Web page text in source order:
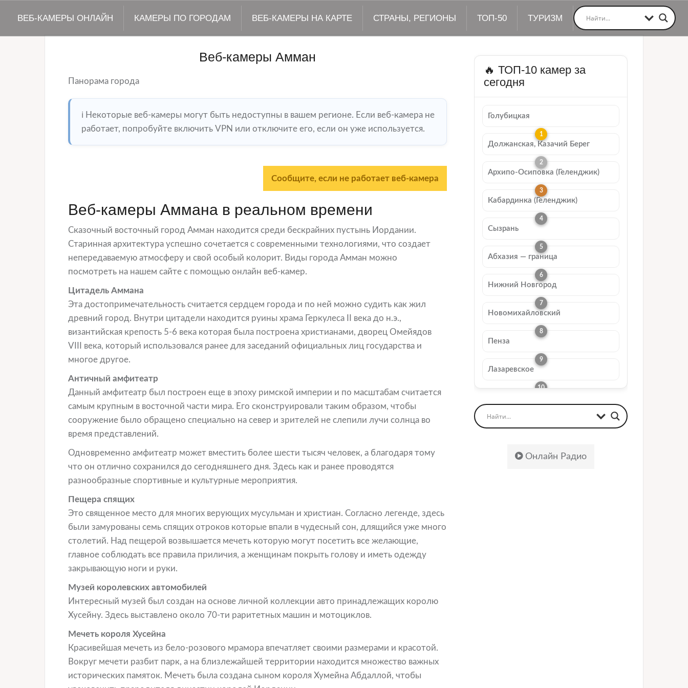
ВЕБ-КАМЕРЫ ОНЛАЙН КАМЕРЫ ПО ГОРОДАМ ВЕБ-КАМЕРЫ НА КАРТЕ СТРАНЫ, РЕГИОНЫ ТОП-50 ТУРИЗМ
Веб-камеры Амман
Панорама города
ℹ️ Некоторые веб-камеры могут быть недоступны в вашем регионе. Если веб-камера не
работает, попробуйте включить VPN или отключите его, если он уже используется.
Сообщите, если не работает веб-камера
Веб-камеры Аммана в реальном времени
Сказочный восточный город Амман находится среди бескрайних пустынь Иордании.
Старинная архитектура успешно сочетается с современными технологиями, что создает
непередаваемую атмосферу и свой особый колорит. Виды города Амман можно
посмотреть на нашем сайте с помощью онлайн веб-камер.
Цитадель Аммана
Эта достопримечательность считается сердцем города и по ней можно судить как жил
древний город. Внутри цитадели находится руины храма Геркулеса II века до н.э.,
византийская крепость 5-6 века которая была построена христианами, дворец Омейядов
VIII века, который использовался ранее для заседаний официальных лиц государства и
многое другое.
Античный амфитеатр
Данный амфитеатр был построен еще в эпоху римской империи и по масштабам считается
самым крупным в восточной части мира. Его сконструировали таким образом, чтобы
сооружение было обращено специально на север и зрителей не слепили лучи солнца во
время представлений.
Одновременно амфитеатр может вместить более шести тысяч человек, а благодаря тому
что он отлично сохранился до сегодняшнего дня. Здесь как и ранее проводятся
разнообразные спортивные и культурные мероприятия.
Пещера спящих
Это священное место для многих верующих мусульман и христиан. Согласно легенде, здесь
были замурованы семь спящих отроков которые впали в чудесный сон, длящийся уже много
столетий. Над пещерой возвышается мечеть которую могут посетить все желающие,
главное соблюдать все правила приличия, а женщинам покрыть голову и иметь одежду
закрывающую ноги и руки.
Музей королевских автомобилей
Интересный музей был создан на основе личной коллекции авто принадлежащих королю
Хусейну. Здесь выставлено около 70-ти раритетных машин и мотоциклов.
Мечеть короля Хусейна
Красивейшая мечеть из бело-розового мрамора впечатляет своими размерами и красотой.
Вокруг мечети разбит парк, а на близлежайшей территории находится множество важных
исторических памяток. Мечеть была создана сыном короля Хумейна Абдаллой, чтобы
🔥 ТОП-10 камер за
сегодня
Голубицкая
Должанская, Казачий Берег
Архипо-Осиповка (Геленджик)
Кабардинка (Геленджик)
Сызрань
Абхазия — граница
Нижний Новгород
Новомихайловский
Пенза
Лазаревское
Онлайн Радио